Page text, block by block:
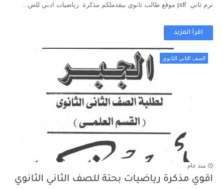
ترم ثاني pdf موقع طالب ثانوي بيقدملكم مذكرة رياضيات ادبي للص...
اقرأ المزيد
الصف الثاني الثانوي
منذ عام
اقوي مذكرة رياضيات بحتة للصف الثاني الثانوي